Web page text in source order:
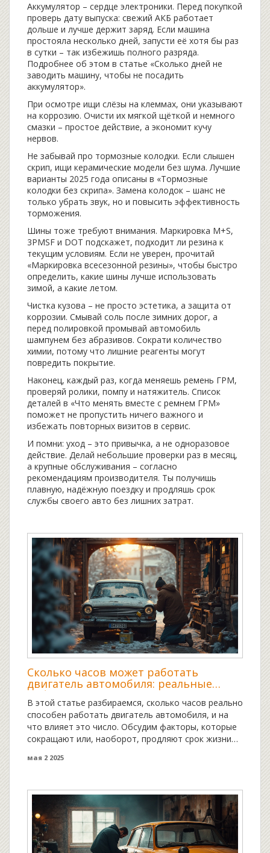
Аккумулятор – сердце электроники. Перед покупкой
проверь дату выпуска: свежий АКБ работает
дольше и лучше держит заряд. Если машина
простояла несколько дней, запусти её хотя бы раз
в сутки – так избежишь полного разряда.
Подробнее об этом в статье «Сколько дней не
заводить машину, чтобы не посадить
аккумулятор».
При осмотре ищи слёзы на клеммах, они указывают
на коррозию. Очисти их мягкой щёткой и немного
смазки – простое действие, а экономит кучу
нервов.
Не забывай про тормозные колодки. Если слышен
скрип, ищи керамические модели без шума. Лучшие
варианты 2025 года описаны в «Тормозные
колодки без скрипа». Замена колодок – шанс не
только убрать звук, но и повысить эффективность
торможения.
Шины тоже требуют внимания. Маркировка M+S,
3PMSF и DOT подскажет, подходит ли резина к
текущим условиям. Если не уверен, прочитай
«Маркировка всесезонной резины», чтобы быстро
определить, какие шины лучше использовать
зимой, а какие летом.
Чистка кузова – не просто эстетика, а защита от
коррозии. Смывай соль после зимних дорог, а
перед полировкой промывай автомобиль
шампунем без абразивов. Сократи количество
химии, потому что лишние реагенты могут
повредить покрытие.
Наконец, каждый раз, когда меняешь ремень ГРМ,
проверяй ролики, помпу и натяжитель. Список
деталей в «Что менять вместе с ремнем ГРМ»
поможет не пропустить ничего важного и
избежать повторных визитов в сервис.
И помни: уход – это привычка, а не одноразовое
действие. Делай небольшие проверки раз в месяц,
а крупные обслуживания – согласно
рекомендациям производителя. Ты получишь
плавную, надёжную поездку и продляшь срок
службы своего авто без лишних затрат.
Сколько часов может работать
двигатель автомобиля: реальные
цифры и советы
В этой статье разбираемся, сколько часов реально
способен работать двигатель автомобиля, и на
что влияет это число. Обсудим факторы, которые
сокращают или, наоборот, продляют срок жизни
двигатель служил дольше без неожиданных
с долговечностью двигателя. Факты и лайфхаки —
без скучных терминов и сложностей.
мая 2 2025